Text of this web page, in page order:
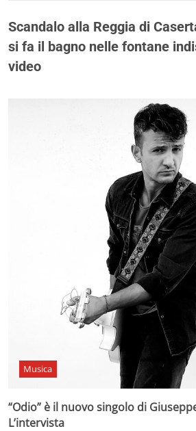
Scandalo alla Reggia di
si fa il bagno nelle fontane
video
Musica
“Odio” è il nuovo singolo di
L’intervista